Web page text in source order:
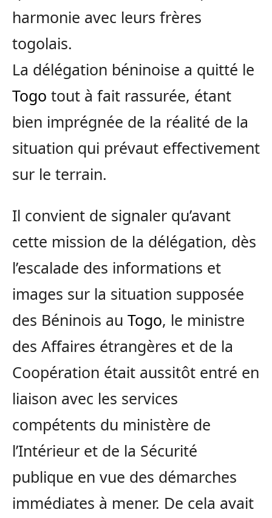
harmonie avec leurs frères
togolais.
La délégation béninoise a quitté le
Togo tout à fait rassurée, étant
bien imprégnée de la réalité de la
situation qui prévaut effectivement
sur le terrain.
Il convient de signaler qu’avant
cette mission de la délégation, dès
l’escalade des informations et
images sur la situation supposée
des Béninois au Togo, le ministre
des Affaires étrangères et de la
Coopération était aussitôt entré en
liaison avec les services
compétents du ministère de
l’Intérieur et de la Sécurité
publique en vue des démarches
immédiates à mener. De cela avait